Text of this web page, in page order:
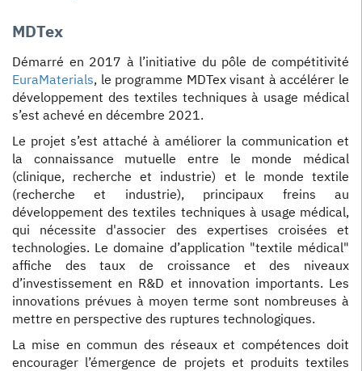
MDTex
Démarré en 2017 à l’initiative du pôle de compétitivité
EuraMaterials, le programme MDTex visant à accélérer le
développement des textiles techniques à usage médical
s’est achevé en décembre 2021.
Le projet s’est attaché à améliorer la communication et
la connaissance mutuelle entre le monde médical
(clinique, recherche et industrie) et le monde textile
(recherche et industrie), principaux freins au
développement des textiles techniques à usage médical,
qui nécessite d'associer des expertises croisées et
technologies. Le domaine d’application "textile médical"
affiche des taux de croissance et des niveaux
d’investissement en R&D et innovation importants. Les
innovations prévues à moyen terme sont nombreuses à
mettre en perspective des ruptures technologiques.
La mise en commun des réseaux et compétences doit
encourager l’émergence de projets et produits textiles